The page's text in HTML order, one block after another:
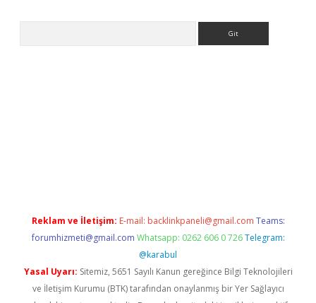
Reklam ve İletişim: E-mail: backlinkpaneli@gmail.com Teams:
forumhizmeti@gmail.com Whatsapp: 0262 606 0 726 Telegram:
@karabul
Yasal Uyarı: Sitemiz, 5651 Sayılı Kanun gereğince Bilgi Teknolojileri
ve İletişim Kurumu (BTK) tarafından onaylanmış bir Yer Sağlayıcı